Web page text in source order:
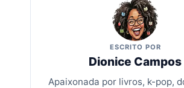
ESCRITO POR
Dionice Campos
Apaixonada por livros, k-pop,